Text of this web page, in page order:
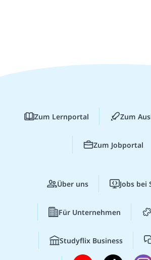
Zum Lernportal Zum
Zum Jobportal
Über uns Jobs bei
Für Unternehmen
Studyflix Business